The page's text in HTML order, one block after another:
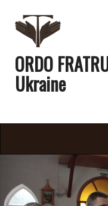
ORDO
Ukraine